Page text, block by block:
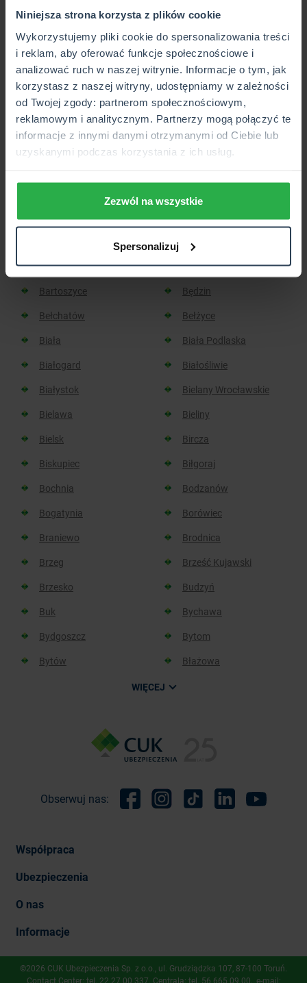
Niniejsza strona korzysta z plików cookie
Wykorzystujemy pliki cookie do spersonalizowania treści
i reklam, aby oferować funkcje społecznościowe i
analizować ruch w naszej witrynie. Informacje o tym, jak
korzystasz z naszej witryny, udostępniamy w zależności
od Twojej zgody: partnerom społecznościowym,
reklamowym i analitycznym. Partnerzy mogą połączyć te
informacje z innymi danymi otrzymanymi od Ciebie lub
uzyskanymi podczas korzystania z ich usług.
Zezwól na wszystkie
Spersonalizuj
i kupisz wybrane produkty z pełnej oferty CUK.
Wkrótce otwarcie
Placówka lub Punkt Partnerski CUK Ubezpieczenia,
który wkrótce będzie otwarty.
Sprawdź, w jakich miastach
znajdziesz placówkę CUK:
Aleksandrów Kujawski
Aleksandrów Łódzki
Baborów
Barlinek
Bartoszyce
Będzin
Bełchatów
Bełżyce
Biała
Biała Podlaska
Białogard
Białośliwie
Białystok
Bielany Wrocławskie
Bielawa
Bieliny
Bielsk
Bircza
Biskupiec
Biłgoraj
Bochnia
Bodzanów
Bogatynia
Borówiec
Braniewo
Brodnica
Brzeg
Brześć Kujawski
Brzesko
Budzyń
Buk
Bychawa
Bydgoszcz
Bytom
Bytów
Błażowa
WIĘCEJ
Obserwuj nas:
Współpraca
Ubezpieczenia
O nas
Informacje
©2026 CUK Ubezpieczenia Sp. z o.o., ​ul. Grudziądzka 107, 87-100 Toruń.
Contact Center: tel. 22 27 00 337 . Centrala: tel. 56 665 09 00 , e-mail: